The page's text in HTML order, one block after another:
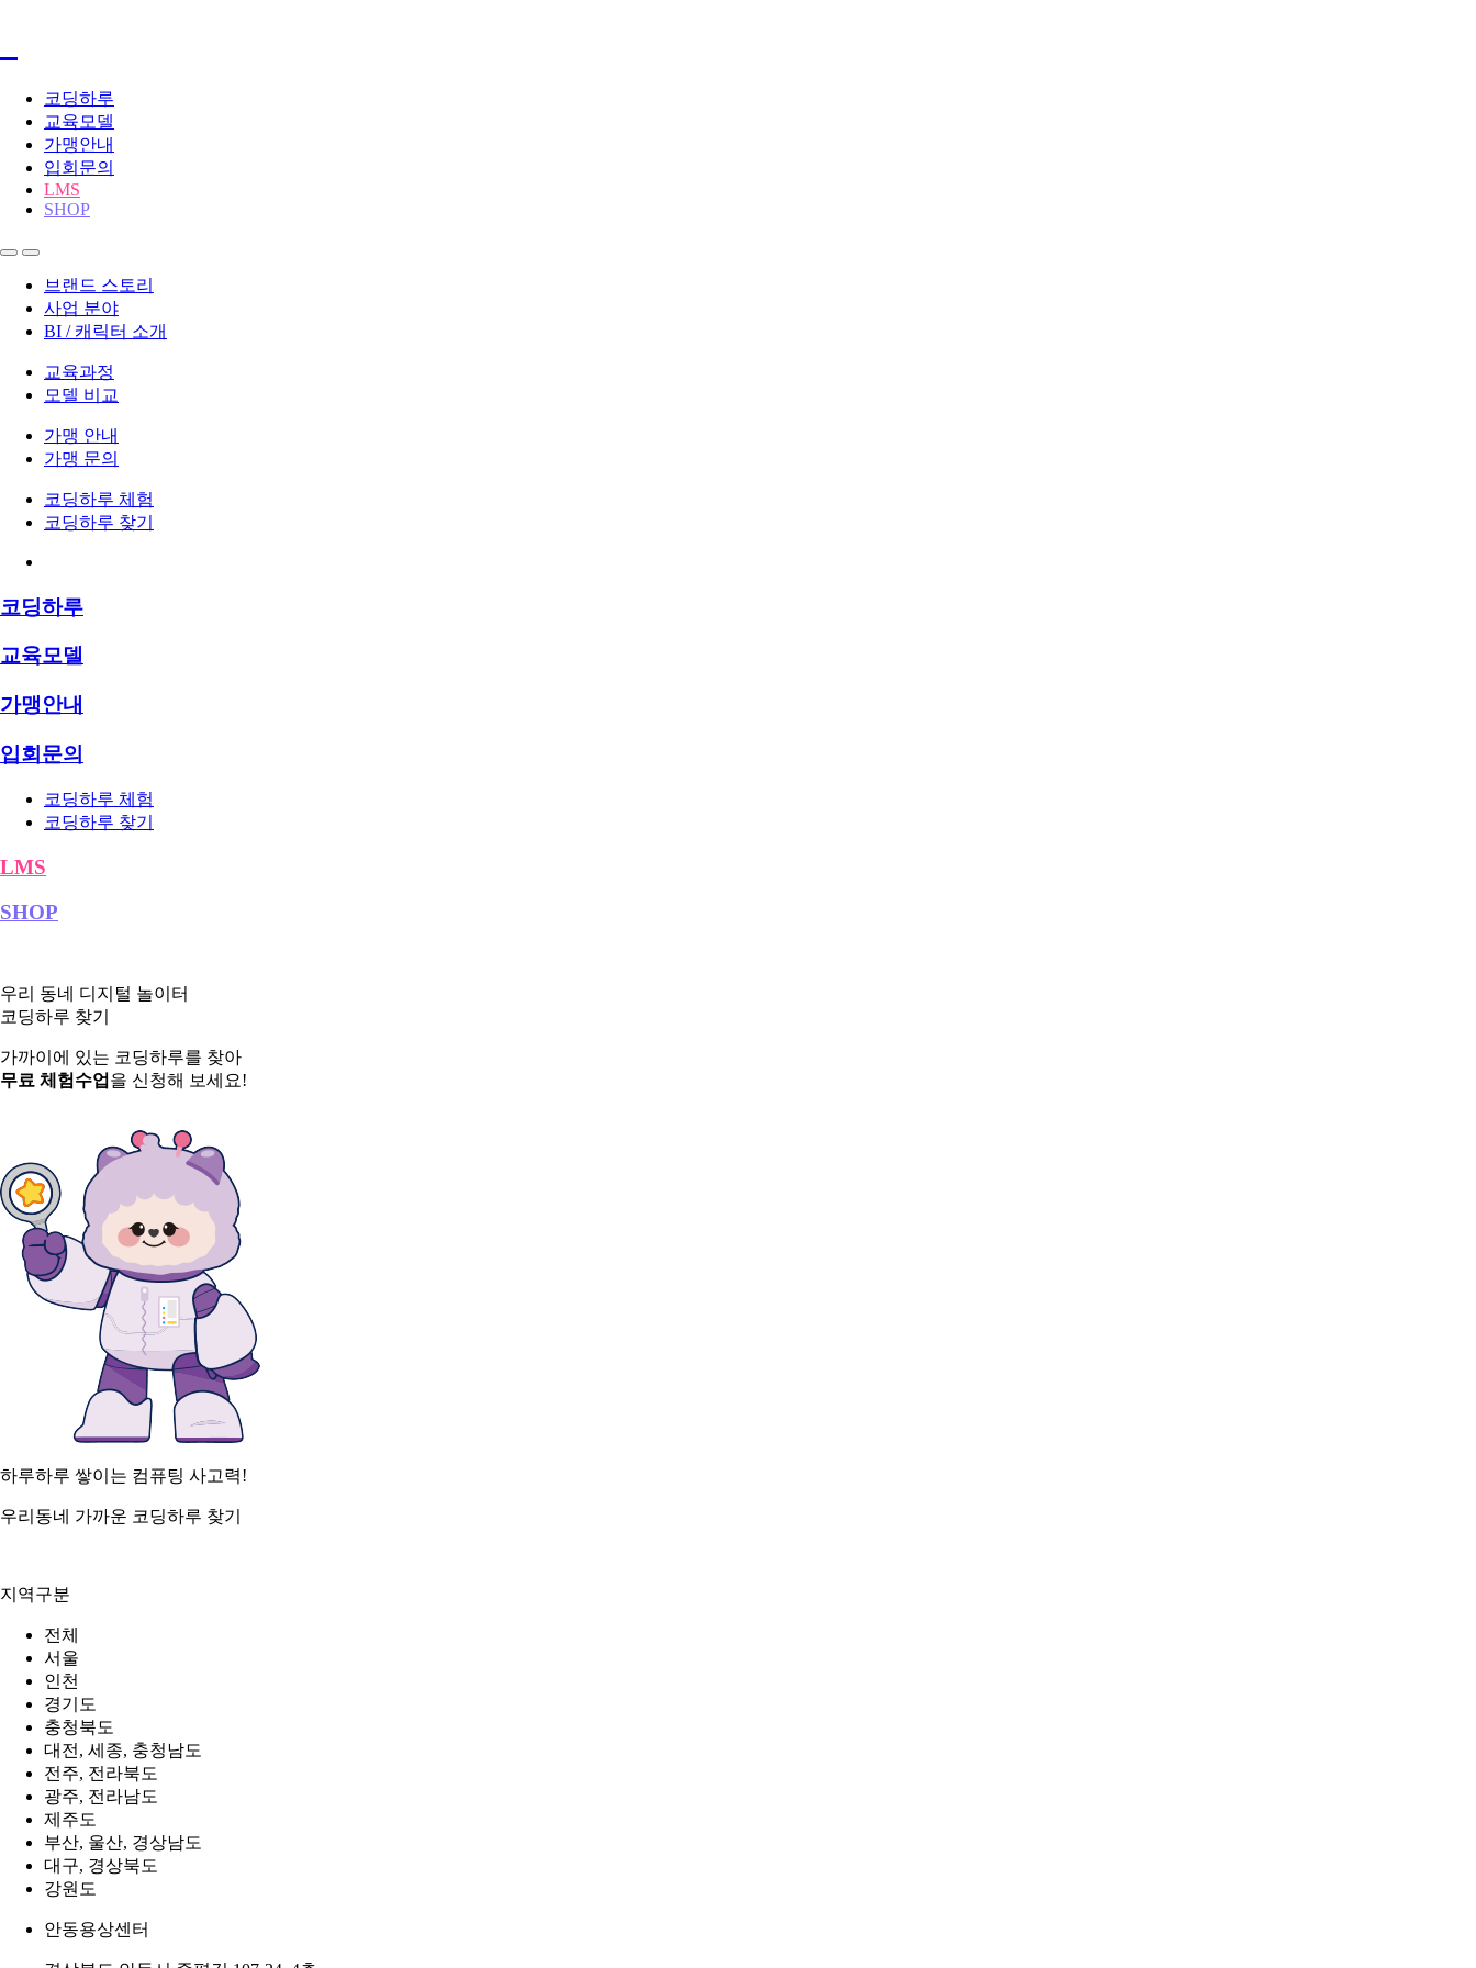
코딩하루
교육모델
가맹안내
입회문의
LMS
SHOP
브랜드 스토리
사업 분야
BI / 캐릭터 소개
교육과정
모델 비교
가맹 안내
가맹 문의
코딩하루 체험
코딩하루 찾기
코딩하루
교육모델
가맹안내
입회문의
코딩하루 체험
코딩하루 찾기
LMS
SHOP
우리 동네 디지털 놀이터
코딩하루 찾기
가까이에 있는 코딩하루를 찾아
무료 체험수업 을 신청해 보세요!
하루하루 쌓이는 컴퓨팅 사고력!
우리동네 가까운 코딩하루 찾기
지역구분
전체
서울
인천
경기도
충청북도
대전, 세종, 충청남도
전주, 전라북도
광주, 전라남도
제주도
부산, 울산, 경상남도
대구, 경상북도
강원도
안동용상센터